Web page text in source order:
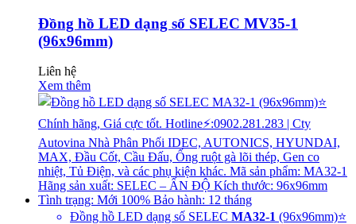
Đồng hồ LED dạng số SELEC MV35-1
(96x96mm)
Liên hệ
Xem thêm
Đồng hồ LED dạng số SELEC MA32-1 (96x96mm)⭐